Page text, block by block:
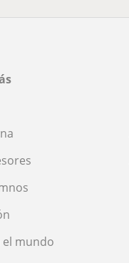
el mundo